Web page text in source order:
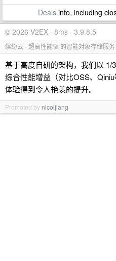
Dealsinfo, including
© 2026 V2EX · 8ms · 3.9.8.5
缤纷云 - 超高性能🚀 的智能对象存储服务
基于高度自研的架构，我们以 1/
综合性能增益（对比OSS、
体验得到令人艳羡的提升。
Promoted by nicoljiang